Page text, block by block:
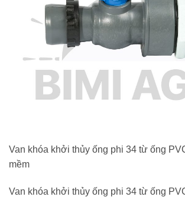
Van khóa khởi thủy ống phi 34 từ ống
mềm
Van khóa khởi thủy ống phi 34 từ ống